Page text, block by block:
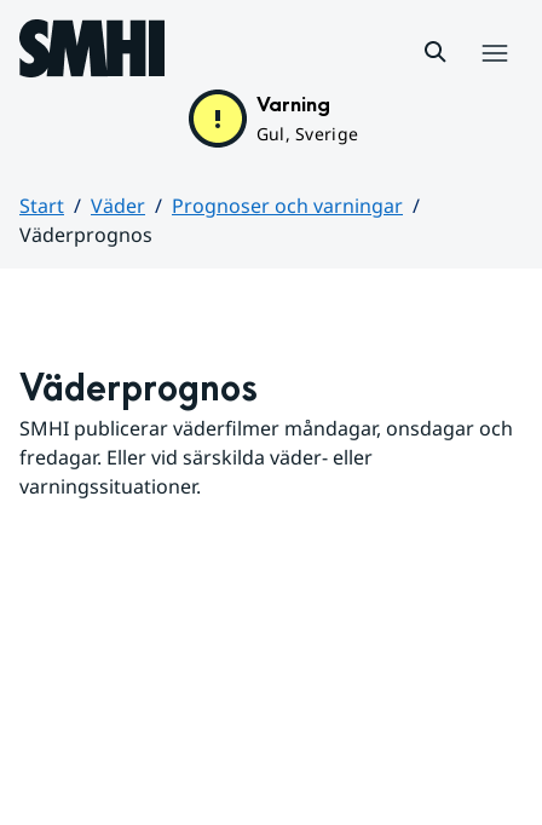
Hoppa till sidans innehåll
Varning
Gul, Sverige
Start Väder
Prognoser och varningar
Väderprognos
Väderprognos
SMHI publicerar väderfilmer måndagar, onsdagar och
fredagar. Eller vid särskilda väder- eller
varningssituationer.